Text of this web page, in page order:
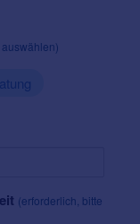
(erforderlich, bitte